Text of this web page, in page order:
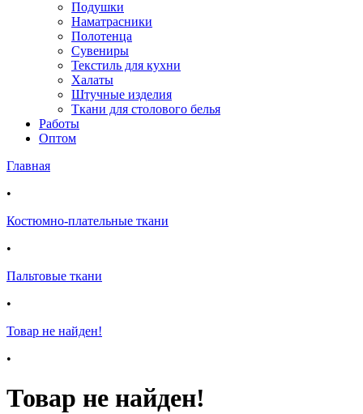
Подушки
Наматрасники
Полотенца
Сувениры
Текстиль для кухни
Халаты
Штучные изделия
Ткани для столового белья
Работы
Оптом
Главная
•
Костюмно-плательные ткани
•
Пальтовые ткани
•
Товар не найден!
•
Товар не найден!